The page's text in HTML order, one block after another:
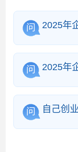
问 2025年
问 2025年
问 自己创